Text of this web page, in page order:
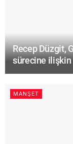
Recep Düzgit,
sürecine ilişkin
MANŞET